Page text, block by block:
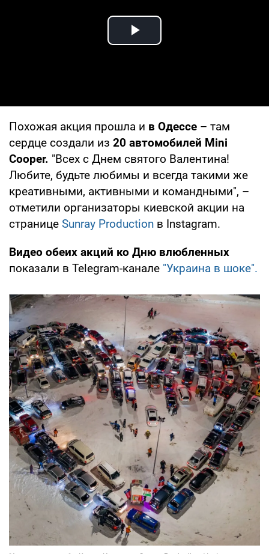
Play Video
Похожая акция прошла и в Одессе – там
сердце создали из 20 автомобилей Mini
Cooper. "Всех с Днем святого Валентина!
Любите, будьте любимы и всегда такими же
креативными, активными и командными", –
отметили организаторы киевской акции на
странице Sunray Production в Instagram.
Видео обеих акций ко Дню влюбленных
показали в Telegram-канале "Украина в шоке".